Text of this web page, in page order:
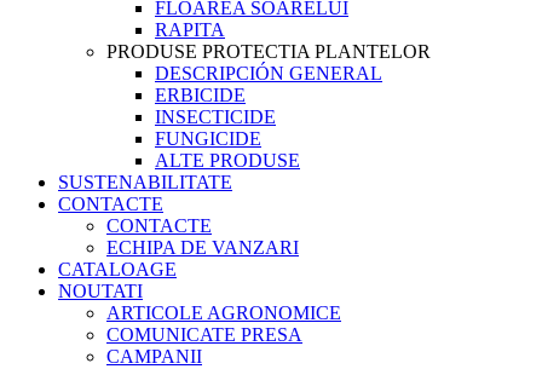
FLOAREA SOARELUI
RAPITA
PRODUSE PROTECTIA PLANTELOR
DESCRIPCIÓN GENERAL
ERBICIDE
INSECTICIDE
FUNGICIDE
ALTE PRODUSE
SUSTENABILITATE
CONTACTE
CONTACTE
ECHIPA DE VANZARI
CATALOAGE
NOUTATI
ARTICOLE AGRONOMICE
COMUNICATE PRESA
CAMPANII